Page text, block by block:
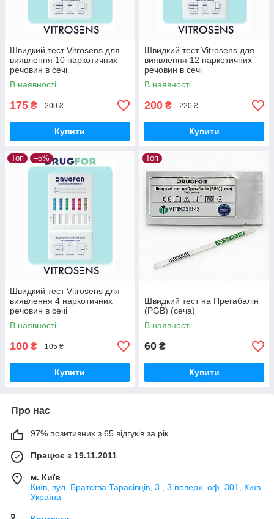
Швидкий тест Vitrosens для
виявлення 10 наркотичних
речовин в сечі
В наявності
175 ₴ 200 ₴
Купити
Швидкий тест Vitrosens для
виявлення 12 наркотичних
речовин в сечі
В наявності
200 ₴ 220 ₴
Купити
Топ –5%
Швидкий тест Vitrosens для
виявлення 4 наркотичних
речовин в сечі
В наявності
100 ₴ 105 ₴
Купити
Топ
Швидкий тест на Преraбалін
(PGB) (сеча)
В наявності
60 ₴
Купити
Про нас
97% позитивних з 65 відгуків за рік
Працює з 19.11.2011
м. Київ
Київ, вул. Братства Тарасівців, 3 , 3 поверх, оф. 301, Київ,
Україна